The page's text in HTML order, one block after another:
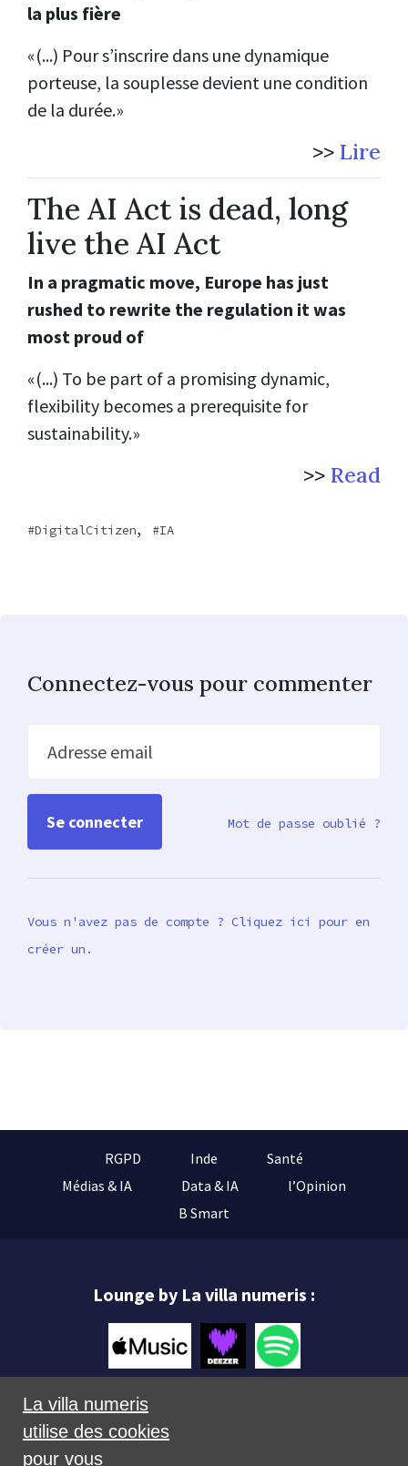
la plus fière
«(...) Pour s’inscrire dans une dynamique
porteuse, la souplesse devient une condition
de la durée.»
>> Lire
The AI Act is dead, long
live the AI Act
In a pragmatic move, Europe has just
rushed to rewrite the regulation it was
most proud of
«(...) To be part of a promising dynamic,
flexibility becomes a prerequisite for
sustainability.»
>> Read
DigitalCitizen, IA
Connectez-vous pour commenter
Adresse email
Mot de passe oublié ?
Vous n'avez pas de compte ? Cliquez ici pour en
créer un.
RGPD Inde
Santé
Médias & IA
Data & IA
l’Opinion
B Smart
Lounge by La villa numeris :
La villa numeris
utilise des cookies
pour vous